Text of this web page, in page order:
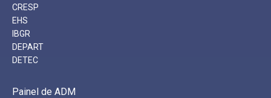
CRESP
EHS
IBGR
DEPART
DETEC
Painel de ADM